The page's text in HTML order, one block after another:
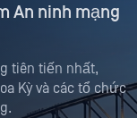
An ninh mạng
tiên tiến nhất,
Kỳ và các tổ chức